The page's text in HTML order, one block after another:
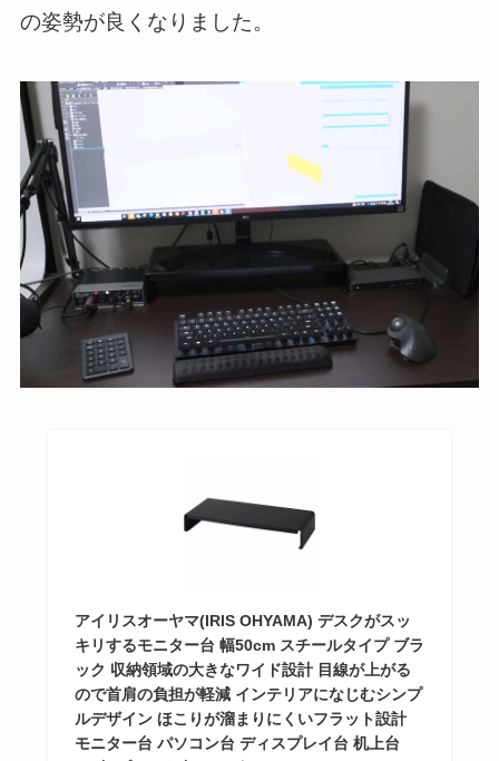
の姿勢が良くなりました。
アイリスオーヤマ(IRIS OHYAMA) デスクがスッ
キリするモニター台 幅50cm スチールタイプ ブラ
ック 収納領域の大きなワイド設計 目線が上がる
ので首肩の負担が軽減 インテリアになじむシンプ
ルデザイン ほこりが溜まりにくいフラット設計
モニター台 パソコン台 ディスプレイ台 机上台